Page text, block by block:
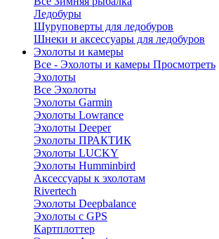
Ледобуры
Шуруповерты для ледобуров
Шнеки и аксессуары для ледобуров
Эхолоты и камеры
Все - Эхолоты и камеры Просмотреть
Эхолоты
Все Эхолоты
Эхолоты Garmin
Эхолоты Lowrance
Эхолоты Deeper
Эхолоты ПРАКТИК
Эхолоты LUCKY
Эхолоты Humminbird
Аксессуары к эхолотам
Rivertech
Эхолоты Deepbalance
Эхолоты с GPS
Картплоттер